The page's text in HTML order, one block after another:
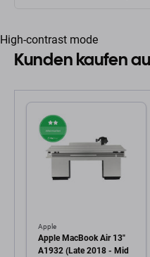
High-contrast mode
Kunden kaufen
Apple
Apple MacBook Air 13"
A1932 (Late 2018 - Mid